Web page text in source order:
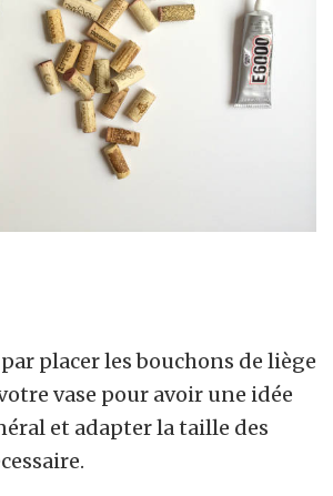
placer les bouchons de liège
vase pour avoir une idée
et adapter la taille des